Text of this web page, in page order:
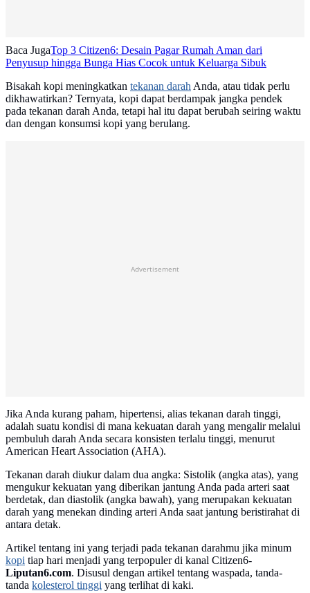
Baca JugaTop 3 Citizen6: Desain Pagar Rumah Aman dari
Penyusup hingga Bunga Hias Cocok untuk Keluarga Sibuk
Bisakah kopi meningkatkan tekanan darahAnda, atau tidak perlu
dikhawatirkan? Ternyata, kopi dapat berdampak jangka pendek
pada tekanan darah Anda, tetapi hal itu dapat berubah seiring waktu
dan dengan konsumsi kopi yang berulang.
Advertisement
Jika Anda kurang paham, hipertensi, alias tekanan darah tinggi,
adalah suatu kondisi di mana kekuatan darah yang mengalir melalui
pembuluh darah Anda secara konsisten terlalu tinggi, menurut
American Heart Association (AHA).
Tekanan darah diukur dalam dua angka: Sistolik (angka atas), yang
mengukur kekuatan yang diberikan jantung Anda pada arteri saat
berdetak, dan diastolik (angka bawah), yang merupakan kekuatan
darah yang menekan dinding arteri Anda saat jantung beristirahat di
antara detak.
Artikel tentang ini yang terjadi pada tekanan darahmu jika minum
kopi tiap hari menjadi yang terpopuler di kanal Citizen6-
Liputan6.com. Disusul dengan artikel tentang waspada, tanda-
tanda kolesterol tinggi yang terlihat di kaki.